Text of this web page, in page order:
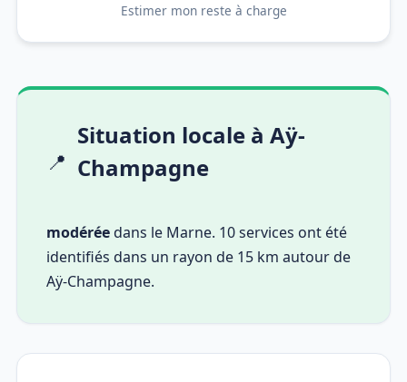
Estimer mon reste à charge
📍
Situation locale à Aÿ-
Champagne
modéréedans le Marne. 10 services ont été
identifiés dans un rayon de 15 km autour de
Aÿ-Champagne.